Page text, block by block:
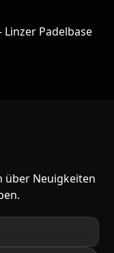
Padelbase
über Neuigkeiten